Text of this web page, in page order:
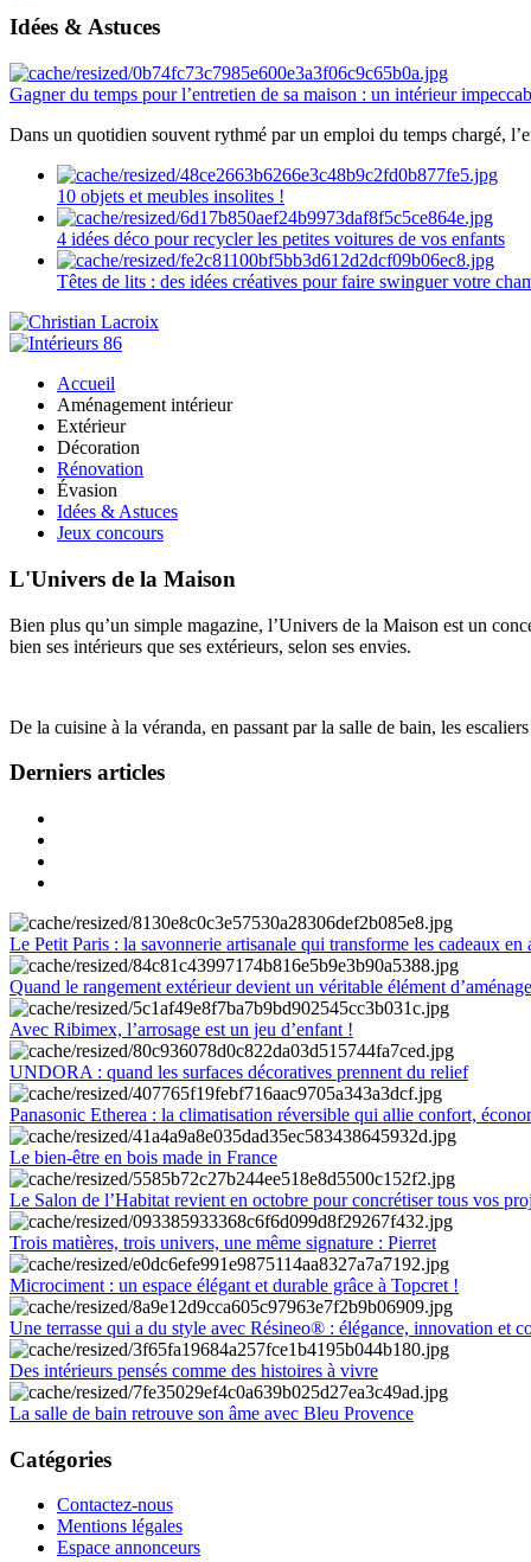
Idées & Astuces
Gagner du temps pour l’entretien de sa maison : un intérieur
Dans un quotidien souvent rythmé par un emploi du temps chargé,
10 objets et meubles insolites !
4 idées déco pour recycler les petites voitures de vos enfants
Têtes de lits : des idées créatives pour faire swinguer votre
Accueil
Aménagement intérieur
Extérieur
Décoration
Rénovation
Évasion
Idées & Astuces
Jeux concours
L'Univers de la Maison
Bien plus qu’un simple magazine, l’Univers de la Maison est un
bien ses intérieurs que ses extérieurs, selon ses envies.
De la cuisine à la véranda, en passant par la salle de bain, les
Derniers articles
Le Petit Paris : la savonnerie artisanale qui transforme les cadeaux en
Quand le rangement extérieur devient un véritable élément
Avec Ribimex, l’arrosage est un jeu d’enfant !
UNDORA : quand les surfaces décoratives prennent du relief
Panasonic Etherea : la climatisation réversible qui allie confort,
Le bien-être en bois made in France
Le Salon de l’Habitat revient en octobre pour concrétiser tous vos
Trois matières, trois univers, une même signature : Pierret
Microciment : un espace élégant et durable grâce à Topcret !
Une terrasse qui a du style avec Résineo® : élégance, innovation et
Des intérieurs pensés comme des histoires à vivre
La salle de bain retrouve son âme avec Bleu Provence
Catégories
Contactez-nous
Mentions légales
Espace annonceurs